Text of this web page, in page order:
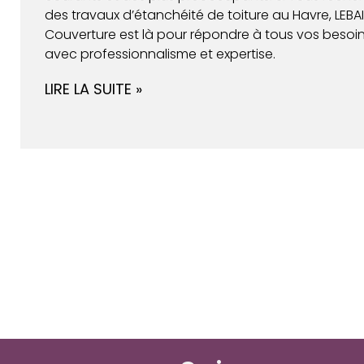
des travaux d’étanchéité de toiture au Havre,
Couverture est là pour répondre à tous vos
avec professionnalisme et expertise.
LIRE LA SUITE »